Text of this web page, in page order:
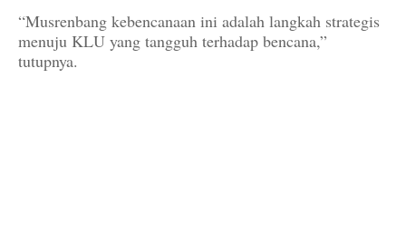
“Musrenbang kebencanaan ini adalah langkah strategis
menuju KLU yang tangguh terhadap bencana,”
tutupnya.